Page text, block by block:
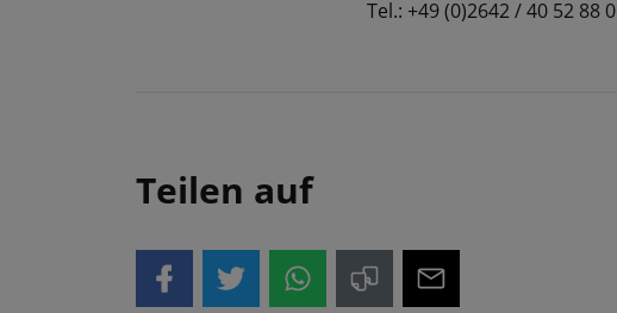
Tel.: +49 (0)2642 / 40 52 88 0
Teilen auf